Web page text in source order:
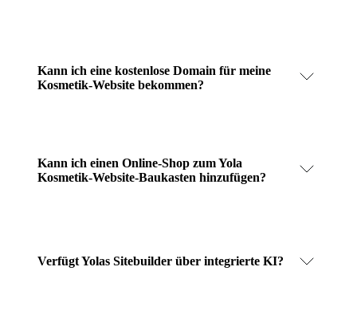
Kann ich eine kostenlose Domain für meine
Kosmetik-Website bekommen?
Kann ich einen Online-Shop zum Yola
Kosmetik-Website-Baukasten hinzufügen?
Verfügt Yolas Sitebuilder über integrierte KI?